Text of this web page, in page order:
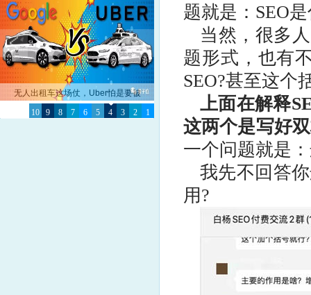
1
2
3
4
5
6
7
8
9
10
无人出租车这场仗，Uber怕是要被
Google彻底击败了
题就是：SEO
当然，很多
题形式，也有
SEO?甚至这个
上面在解释
这两个是写好
一个问题就是
我先不回答
用?